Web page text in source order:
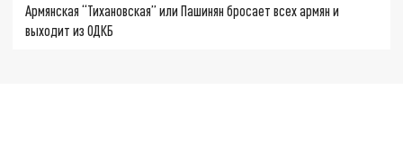
Армянская “Тихановская” или Пашинян бросает всех армян и
выходит из ОДКБ